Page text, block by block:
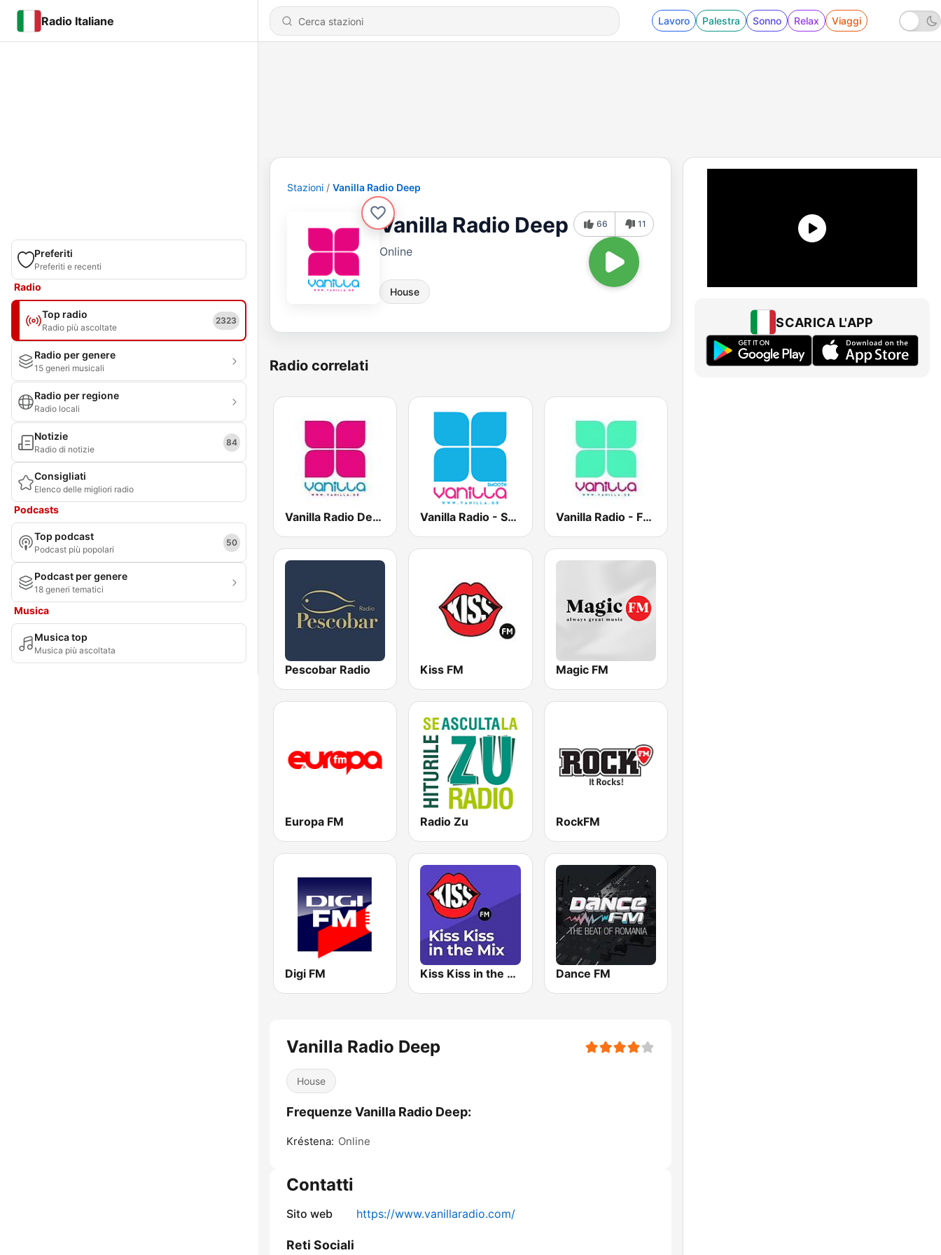
Radio Italiane Lavoro Palestra Sonno Relax Viaggi
Preferiti
Preferiti e recenti
Radio
Top radio
Radio più ascoltate
2323
Radio per genere
15 generi musicali
Radio per regione
Radio locali
Notizie
Radio di notizie
84
Consigliati
Elenco delle migliori radio
Podcasts
Top podcast
Podcast più popolari
50
Podcast per genere
18 generi tematici
Musica
Musica top
Musica più ascoltata
Stazioni Vanilla Radio Deep
Vanilla Radio Deep
Online
House
66 11
Radio correlati
Vanilla Radio Deep Flavors Vanilla Radio - Smooth Flavors Vanilla Radio - Fresh Flavors
Pescobar Radio Kiss FM Magic FM
Europa FM Radio Zu RockFM
Digi FM Kiss Kiss in the Mix Radio Dance FM
Vanilla Radio Deep
House
Frequenze Vanilla Radio Deep:
Kréstena: Online
Contatti
Sito web https://www.vanillaradio.com/
Reti Sociali
SCARICA L'APP